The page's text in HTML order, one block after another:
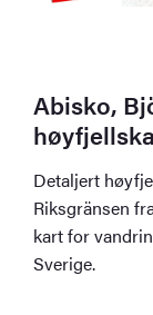
Abisko,
Detaljert
Riksgränsen
kart for
Sverige.